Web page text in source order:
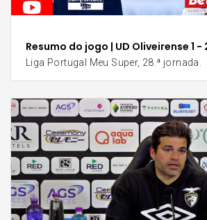
Resumo do jogo | UD Oliveirense 1
Liga Portugal Meu Super, 28.ª jornada.